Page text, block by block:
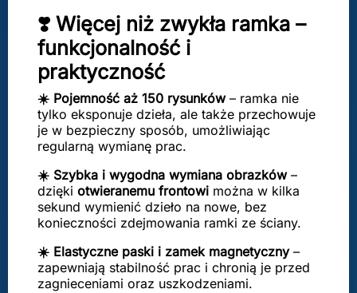
❣️️ Więcej niż zwykła ramka –
funkcjonalność i
praktyczność
☀️ Pojemność aż 150 rysunków– ramka nie
tylko eksponuje dzieła, ale także przechowuje
je w bezpieczny sposób, umożliwiając
regularną wymianę prac.
☀️ Szybka i wygodna wymiana obrazków–
dzięki otwieranemu frontowi można w kilka
sekund wymienić dzieło na nowe, bez
konieczności zdejmowania ramki ze ściany.
☀️ Elastyczne paski i zamek magnetyczny–
zapewniają stabilność prac i chronią je przed
zagnieceniami oraz uszkodzeniami.